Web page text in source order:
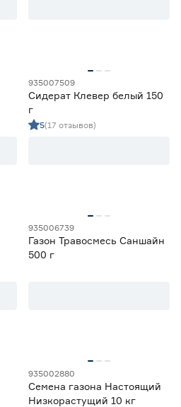
935007509
Сидерат Клевер белый 150
г
5(17 отзывов)
935006739
Газон Травосмесь Саншайн
500 г
935002880
Семена газона Настоящий
Низкорастущий 10 кг